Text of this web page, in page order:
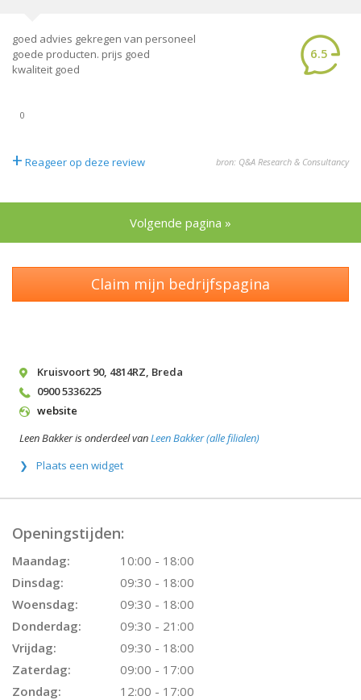
goed advies gekregen van personeel
goede producten. prijs goed
kwaliteit goed
6.5
0
+ Reageer op deze review bron: Q&A Research & Consultancy
Volgende pagina »
Claim mijn bedrijfspagina
Kruisvoort 90, 4814RZ, Breda
0900 5336225
website
Leen Bakker is onderdeel vanLeen Bakker (alle filialen)
Plaats een widget
Openingstijden:
Maandag:
10:00 - 18:00
Dinsdag:
09:30 - 18:00
Woensdag:
09:30 - 18:00
Donderdag:
09:30 - 21:00
Vrijdag:
09:30 - 18:00
Zaterdag:
09:00 - 17:00
Zondag:
12:00 - 17:00